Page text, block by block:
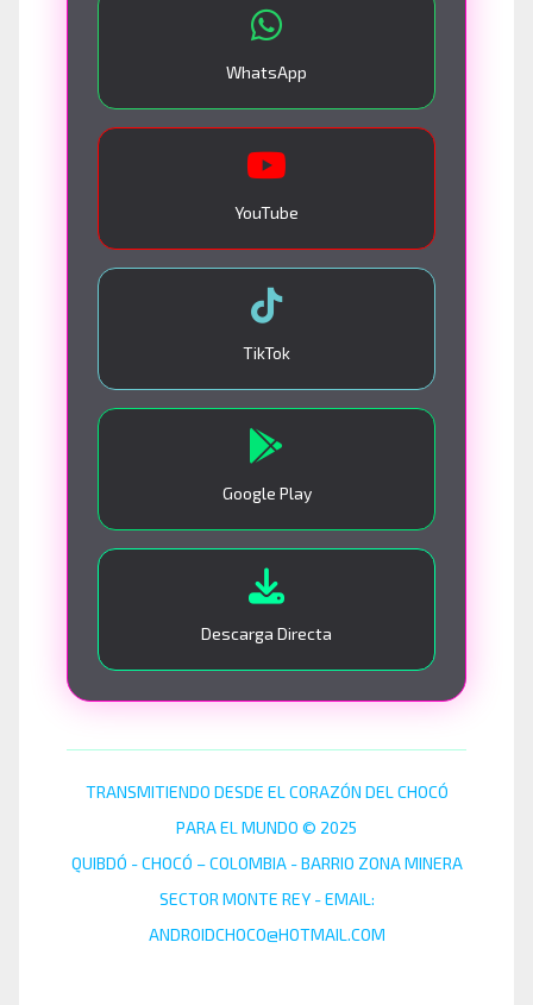
WhatsApp
YouTube
TikTok
Google Play
Descarga Directa
TRANSMITIENDO DESDE EL CORAZÓN DEL CHOCÓ
PARA EL MUNDO © 2025
QUIBDÓ - CHOCÓ – COLOMBIA - BARRIO ZONA MINERA
SECTOR MONTE REY - EMAIL:
ANDROIDCHOCO@HOTMAIL.COM